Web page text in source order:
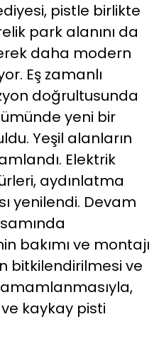
pistle birlikte
park alanını da
daha modern
Eş zamanlı
doğrultusunda
yeni bir
Yeşil alanların
Elektrik
aydınlatma
yenilendi. Devam
bakımı ve montajı
bitkilendirilmesi ve
kaykay pisti